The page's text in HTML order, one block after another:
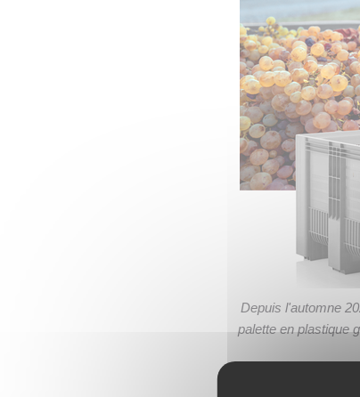
Depuis l'automne
palette en plastique